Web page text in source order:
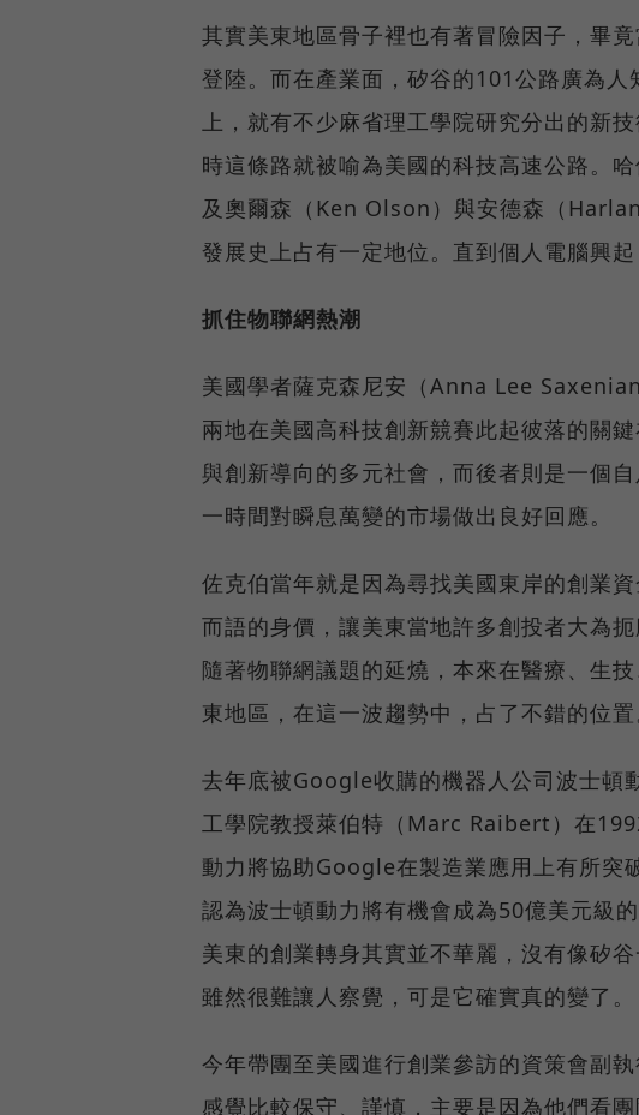
其實美東地區骨子裡也有著冒險因子，畢
登陸。而在產業面，矽谷的101公路廣為
上，就有不少麻省理工學院研究分出的新
時這條路就被喻為美國的科技高速公路。
及奧爾森（Ken Olson）與安德森（
發展史上占有一定地位。直到個人電腦興
抓住物聯網熱潮
美國學者薩克森尼安（Anna Lee
兩地在美國高科技創新競賽此起彼落的關
與創新導向的多元社會，而後者則是一個
一時間對瞬息萬變的市場做出良好回應。
佐克伯當年就是因為尋找美國東岸的創業
而語的身價，讓美東當地許多創投者大為
隨著物聯網議題的延燒，本來在醫療、生
東地區，在這一波趨勢中，占了不錯的位置
去年底被Google收購的機器人公司波士
工學院教授萊伯特（Marc Raibert）在
動力將協助Google在製造業應用上有所突
認為波士頓動力將有機會成為50億美元級的
美東的創業轉身其實並不華麗，沒有像矽
雖然很難讓人察覺，可是它確實真的變了。
今年帶團至美國進行創業參訪的資策會副
感覺比較保守、謹慎，主要是因為他們看